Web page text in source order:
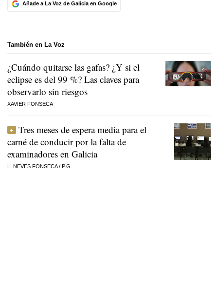
Añade a La Voz de Galicia en Google
También en La Voz
¿Cuándo quitarse las gafas? ¿Y si el
eclipse es del 99 %? Las claves para
observarlo sin riesgos
XAVIER FONSECA
Tres meses de espera media para el
carné de conducir por la falta de
examinadores en Galicia
L. NEVES FONSECA/ P.G.